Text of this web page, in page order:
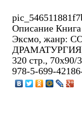
Описание
Эксмо, жанр:
ДРАМАТУРГИЯ,
320 стр.,
978-5-699-